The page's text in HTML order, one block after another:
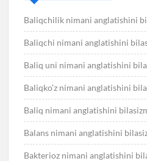
Baliqchilik nimani anglatishini
Baliqchi nimani anglatishini
Baliq uni nimani anglatishini
Baliqko’z nimani anglatishini
Baliq nimani anglatishini
Balans nimani anglatishini
Bakterioz nimani anglatishini